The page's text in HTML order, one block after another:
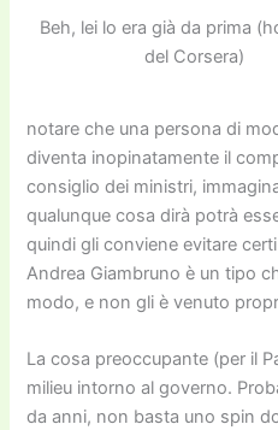
Beh, lei lo era già da prima
del Corsera)
notare che una persona di
diventa inopinatamente il
consiglio dei ministri,
qualunque cosa dirà potrà
quindi gli conviene evitare
Andrea Giambruno è un tipo
modo, e non gli è venuto
La cosa preoccupante (per il
milieu intorno al governo.
da anni, non basta uno spin